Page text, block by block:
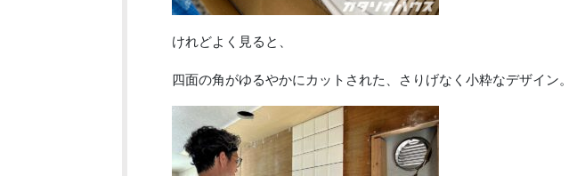
けれどよく見ると、
四面の角がゆるやかにカットされた、さりげなく小粋なデザイン。